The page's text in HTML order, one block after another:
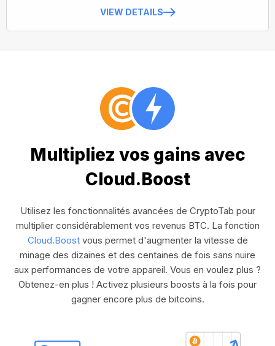
VIEW DETAILS
Multipliez vos gains avec
Cloud.Boost
Utilisez les fonctionnalités avancées de CryptoTab pour
multiplier considérablement vos revenus BTC. La fonction
Cloud.Boostvous permet d'augmenter la vitesse de
minage des dizaines et des centaines de fois sans nuire
aux performances de votre appareil. Vous en voulez plus ?
Obtenez-en plus ! Activez plusieurs boosts à la fois pour
gagner encore plus de bitcoins.